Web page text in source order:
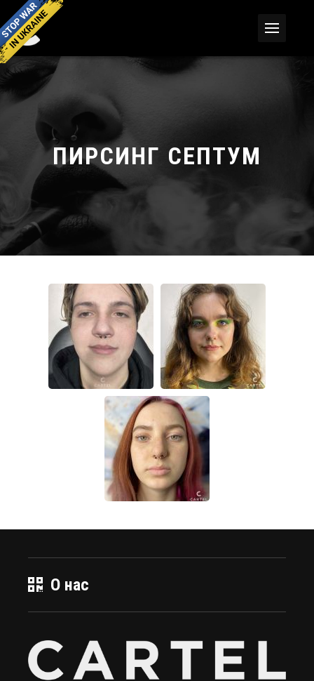
ПИРСИНГ СЕПТУМ
О нас